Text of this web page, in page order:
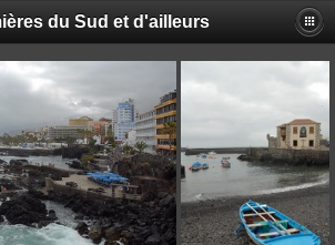
du Sud et d'ailleurs